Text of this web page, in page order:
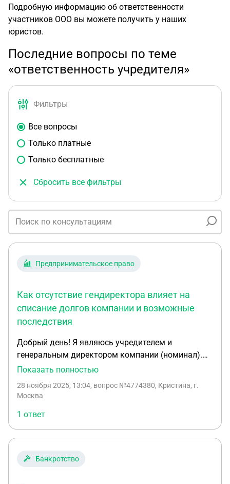
Подробную информацию об ответственности
участников ООО вы можете получить у наших
юристов.
Последние вопросы по теме
«ответственность учредителя»
Фильтры
Все вопросы
Только платные
Только бесплатные
Сбросить все фильтры
Предпринимательское право
Как отсутствие гендиректора влияет на
списание долгов компании и возможные
последствия
Добрый день! Я являюсь учредителем и
генеральным директором компании (номинал).
Компания до сих пор числится на мне, я как
уволили в декабря 2022г и я уже трудоустроена
директора в компании не назначили. В мае 2023
года на компанию были оформлены кредиты и
сейчас они не платятся, есть уже производства от
ФССП. Подскажите, пожалуйста, может ли этот
факт как то повлиять на списание Долгов и какие
Показать полностью
28 ноября 2025, 13:04, вопрос №4774380, Кристина, г.
Москва
1 ответ
Банкротство